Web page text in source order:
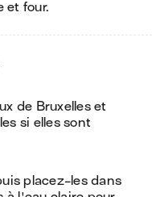
et four.
de Bruxelles et
si elles sont
placez-les dans